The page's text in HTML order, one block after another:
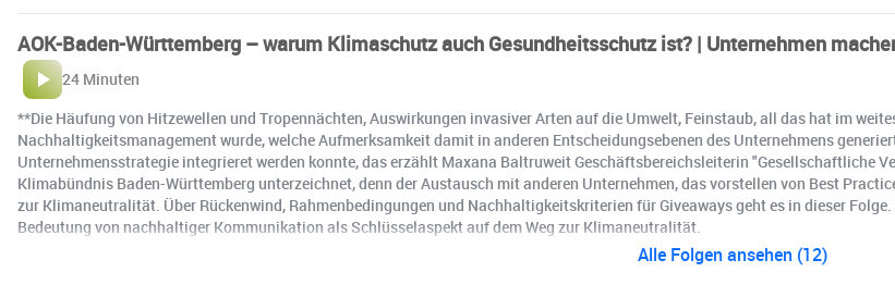
AOK-Baden-Württemberg – warum Klimaschutz auch Gesundheitsschutz ist? | Unternehmen
24 Minuten
**Die Häufung von Hitzewellen und Tropennächten, Auswirkungen invasiver Arten auf die Umwelt, Feinstaub, all das hat im
Nachhaltigkeitsmanagement wurde, welche Aufmerksamkeit damit in anderen Entscheidungsebenen des Unternehmens
Unternehmensstrategie integrieret werden konnte, das erzählt Maxana Baltruweit Geschäftsbereichsleiterin "Gesellschaftliche
Klimabündnis Baden-Württemberg unterzeichnet, denn der Austausch mit anderen Unternehmen, das vorstellen von Best
zur Klimaneutralität. Über Rückenwind, Rahmenbedingungen und Nachhaltigkeitskriterien für Giveaways geht es in dieser
Bedeutung von nachhaltiger Kommunikation als Schlüsselaspekt auf dem Weg zur Klimaneutralität.
Alle Folgen ansehen (12)